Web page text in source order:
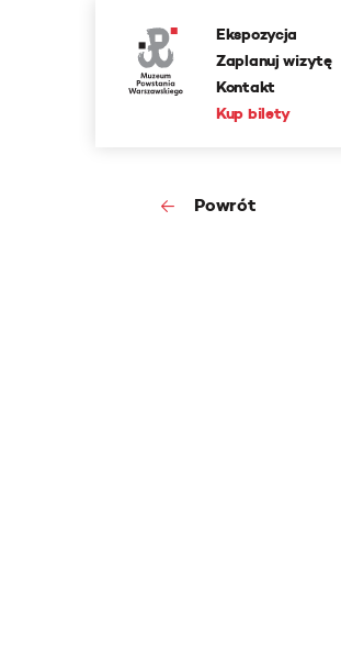
Ekspozycja
Zaplanuj wizytę
Kontakt
Kup bilety
Powrót